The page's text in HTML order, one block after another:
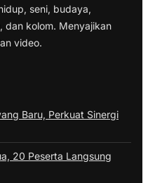
seni, budaya,
dan kolom. Menyajikan
video.
Baru, Perkuat Sinergi
20 Peserta Langsung